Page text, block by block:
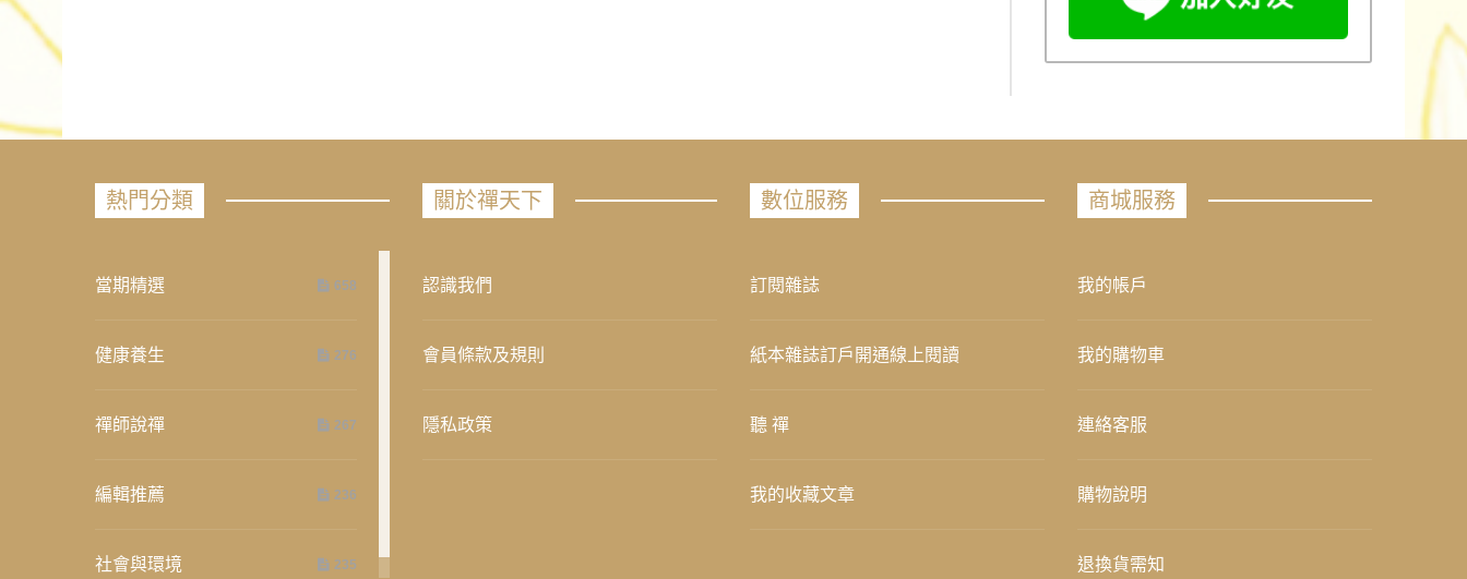
熱門分類
當期精選 658
健康養生 276
禪師說禪 267
編輯推薦 236
社會與環境 235
關於禪天下
認識我們
會員條款及規則
隱私政策
數位服務
訂閱雜誌
紙本雜誌訂戶開通線上閱讀
聽 禪
我的收藏文章
商城服務
我的帳戶
我的購物車
連絡客服
購物說明
退換貨需知